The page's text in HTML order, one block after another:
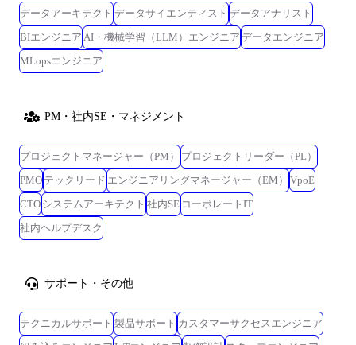
データアーキテクト データサイエンティスト データアナリスト
BIエンジニア AI・機械学習（LLM）エンジニア データエンジニア
MLopsエンジニア
PM・社内SE・マネジメント
プロジェクトマネージャー（PM）
プロジェクトリーダー（PL）
PMO テックリード エンジニアリングマネージャー（EM）
VpoE
CTO システムアーキテクト 社内SE コーポレートIT
社内ヘルプデスク
サポート・その他
テクニカルサポート 製品サポート カスタマーサクセスエンジニア